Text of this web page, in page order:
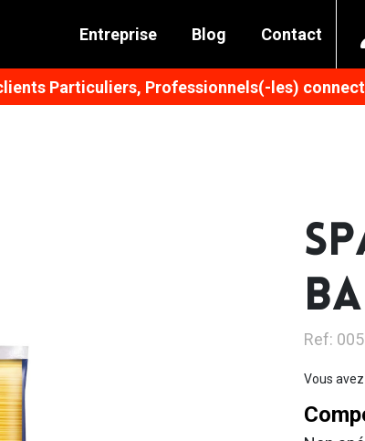
Entreprise Blog Contact
Particuliers, Professionnels(-les)
Ref:
Vous